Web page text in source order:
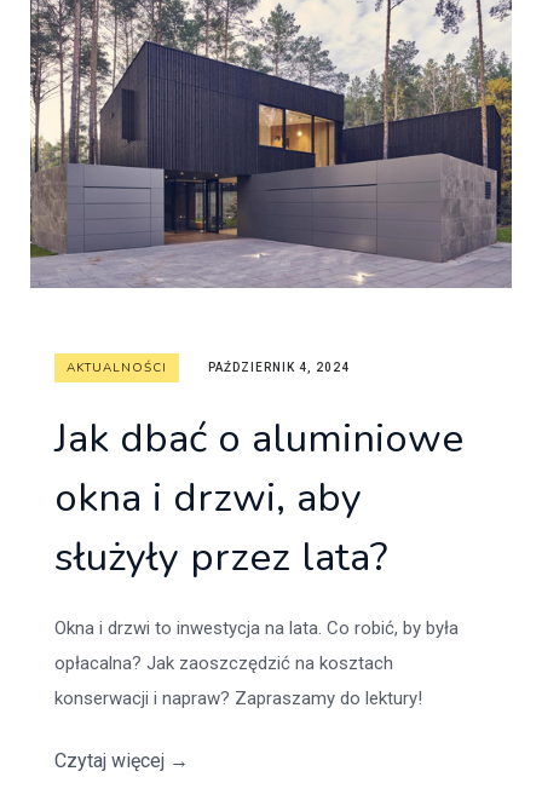
AKTUALNOŚCI PAŹDZIERNIK 4, 2024
Jak dbać o aluminiowe
okna i drzwi, aby
służyły przez lata?
Okna i drzwi to inwestycja na lata. Co robić, by była
opłacalna? Jak zaoszczędzić na kosztach
konserwacji i napraw? Zapraszamy do lektury!
Czytaj więcej →